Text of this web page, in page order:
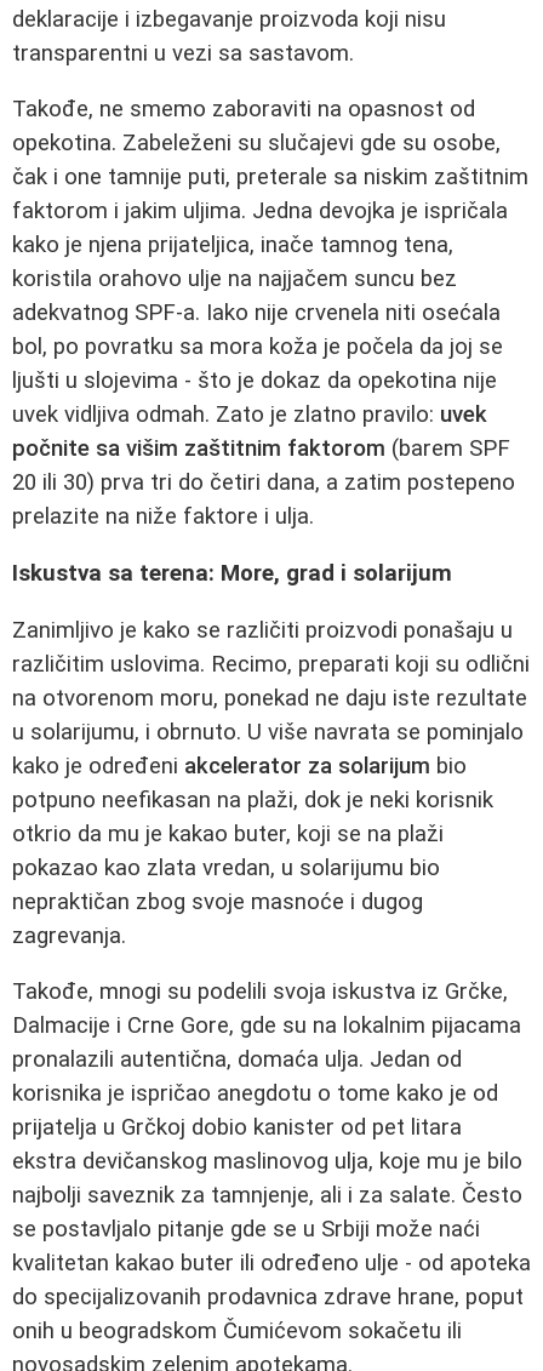
deklaracije i izbegavanje proizvoda koji nisu
transparentni u vezi sa sastavom.
Takođe, ne smemo zaboraviti na opasnost od
opekotina. Zabeleženi su slučajevi gde su osobe,
čak i one tamnije puti, preterale sa niskim zaštitnim
faktorom i jakim uljima. Jedna devojka je ispričala
kako je njena prijateljica, inače tamnog tena,
koristila orahovo ulje na najjačem suncu bez
adekvatnog SPF-a. Iako nije crvenela niti osećala
bol, po povratku sa mora koža je počela da joj se
ljušti u slojevima - što je dokaz da opekotina nije
uvek vidljiva odmah. Zato je zlatno pravilo: uvek
počnite sa višim zaštitnim faktorom (barem SPF
20 ili 30) prva tri do četiri dana, a zatim postepeno
prelazite na niže faktore i ulja.
Iskustva sa terena: More, grad i solarijum
Zanimljivo je kako se različiti proizvodi ponašaju u
različitim uslovima. Recimo, preparati koji su odlični
na otvorenom moru, ponekad ne daju iste rezultate
u solarijumu, i obrnuto. U više navrata se pominjalo
kako je određeni akcelerator za solarijum bio
potpuno neefikasan na plaži, dok je neki korisnik
otkrio da mu je kakao buter, koji se na plaži
pokazao kao zlata vredan, u solarijumu bio
nepraktičan zbog svoje masnoće i dugog
zagrevanja.
Takođe, mnogi su podelili svoja iskustva iz Grčke,
Dalmacije i Crne Gore, gde su na lokalnim pijacama
pronalazili autentična, domaća ulja. Jedan od
korisnika je ispričao anegdotu o tome kako je od
prijatelja u Grčkoj dobio kanister od pet litara
ekstra devičanskog maslinovog ulja, koje mu je bilo
najbolji saveznik za tamnjenje, ali i za salate. Često
se postavljalo pitanje gde se u Srbiji može naći
kvalitetan kakao buter ili određeno ulje - od apoteka
do specijalizovanih prodavnica zdrave hrane, poput
onih u beogradskom Čumićevom sokačetu ili
novosadskim zelenim apotekama.